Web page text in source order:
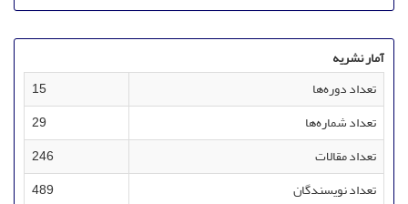
آمار نشریه
تعداد دوره‌ها
15
تعداد شماره‌ها
29
تعداد مقالات
246
تعداد نویسندگان
489